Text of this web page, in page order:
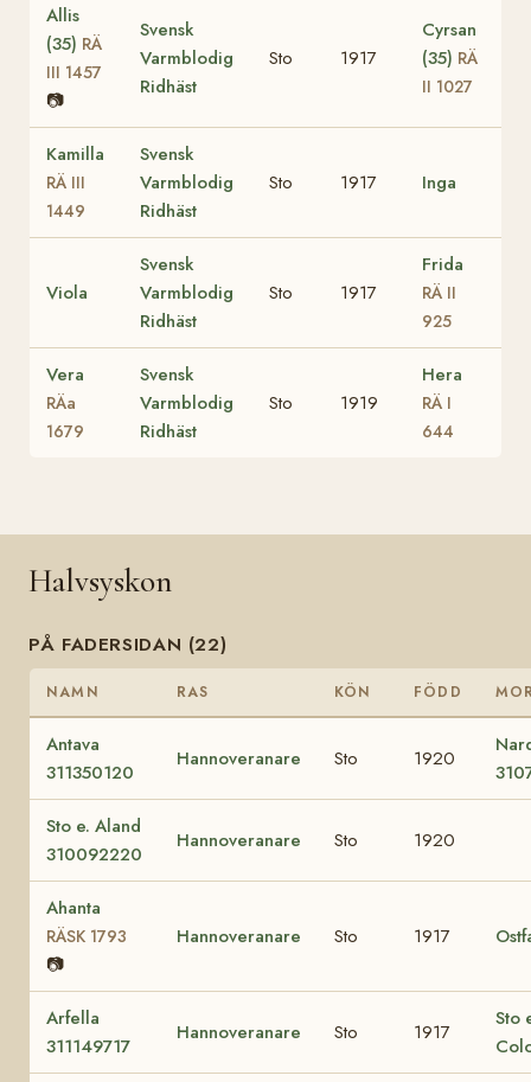
Allis
(35) RÄ
III 1457
📷
Svensk
Varmblodig
Ridhäst
Sto 1917
Cyrsan
(35) RÄ
II 1027
Kamilla
RÄ III
1449
Svensk
Varmblodig
Ridhäst
Sto 1917 Inga
Viola
Svensk
Varmblodig
Ridhäst
Sto 1917
Frida
RÄ II
925
Vera
RÄa
1679
Svensk
Varmblodig
Ridhäst
Sto 1919
Hera
RÄ I
644
Halvsyskon
PÅ FADERSIDAN (22)
NAMN RAS KÖN FÖDD
Antava
311350120
Hannoveranare Sto 1920
Sto e. Aland
310092220
Hannoveranare Sto 1920
Ahanta
RÄSK 1793
📷
Hannoveranare Sto 1917
Arfella
311149717
Hannoveranare Sto 1917
Sto